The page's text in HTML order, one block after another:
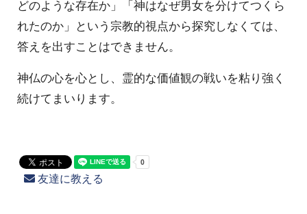
どのような存在か」「神はなぜ男女を分けてつくら
れたのか」という宗教的視点から探究しなくては、
答えを出すことはできません。
神仏の心を心とし、霊的な価値観の戦いを粘り強く
続けてまいります。
友達に教える